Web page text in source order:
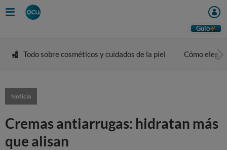
Guio
Todo sobre cosméticos y cuidados de la piel Cómo elegir
Noticia
Cremas antiarrugas: hidratan más
que alisan